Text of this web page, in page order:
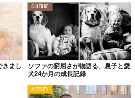
手がかかろうとペガサスへの愛をこう
い一緒に生き続けてくれるか。僕
ど、いま僕らは本当にハッピーな
きまし
CULTURE
ソファの窮屈さが物語る、息子と愛
犬24か月の成長記録
ACTIVITY